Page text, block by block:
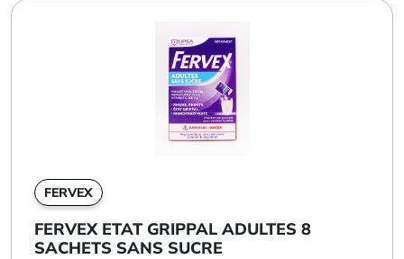
FERVEX
FERVEX ETAT GRIPPAL ADULTES 8
SACHETS SANS SUCRE